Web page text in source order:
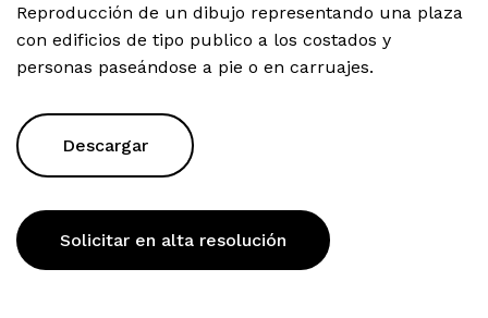
Reproducción de un dibujo representando una plaza
con edificios de tipo publico a los costados y
personas paseándose a pie o en carruajes.
Descargar
Solicitar en alta resolución